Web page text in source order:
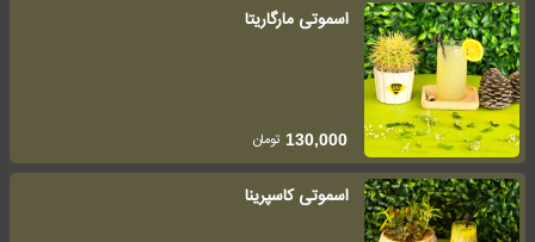
اسموتی مارگاریتا
130,000 تومان
اسموتی کاسپرینا